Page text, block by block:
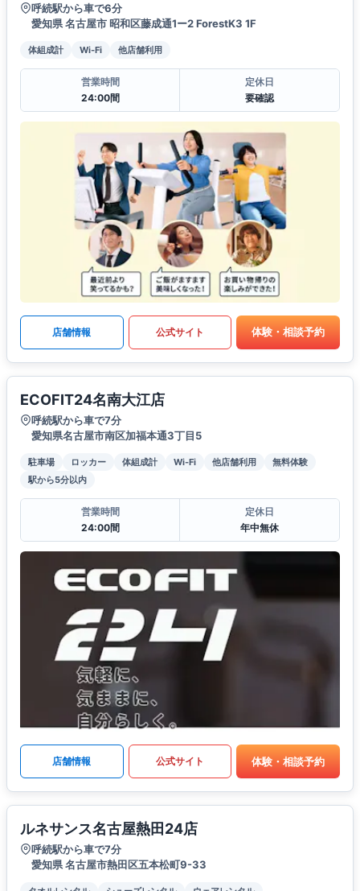
呼続駅から車で6分
愛知県 名古屋市 昭和区藤成通1ー2 ForestK3 1F
体組成計 Wi-Fi 他店舗利用
営業時間
24:00間
定休日
要確認
店舗情報 公式サイト 体験・相談予約
ECOFIT24名南大江店
呼続駅から車で7分
愛知県名古屋市南区加福本通3丁目5
駐車場 ロッカー 体組成計 Wi-Fi 他店舗利用
無料体験
駅から5分以内
営業時間
24:00間
定休日
年中無休
店舗情報 公式サイト 体験・相談予約
ルネサンス名古屋熱田24店
呼続駅から車で7分
愛知県 名古屋市熱田区五本松町9-33